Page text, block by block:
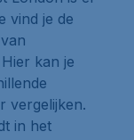
vind je de
kan je
vergelijken.
in het